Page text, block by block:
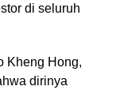
di seluruh
Kheng Hong,
dirinya